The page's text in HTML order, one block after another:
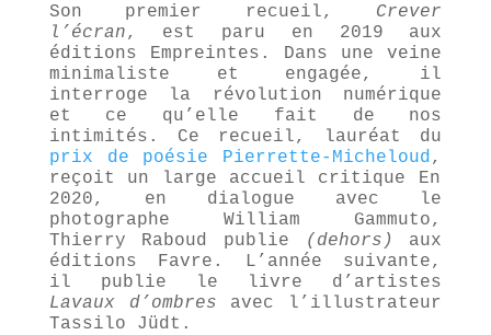
Son premier recueil, Crever
l’écran, est paru en 2019 aux
éditions Empreintes. Dans une veine
minimaliste et engagée, il
interroge la révolution numérique
et ce qu’elle fait de nos
intimités. Ce recueil, lauréat du
prix de poésie Pierrette-Micheloud,
reçoit un large accueil critique En
2020, en dialogue avec le
photographe William Gammuto,
Thierry Raboud publie
(dehors)
aux
éditions Favre. L’année suivante,
il publie le livre d’artistes
Lavaux d’ombres avec l’illustrateur
Tassilo Jüdt.